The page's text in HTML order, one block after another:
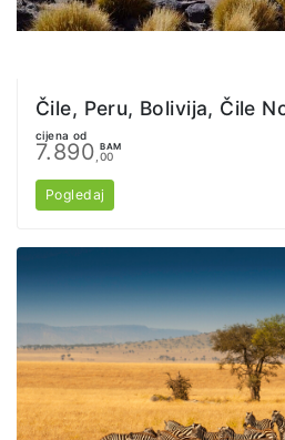
cijena od
7.890 BAM
,00
Pogledaj